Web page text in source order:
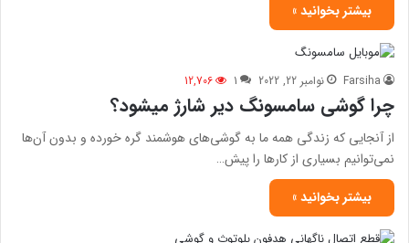
بیشتر بخوانید »
Farsiha نوامبر 22, 2022 1
12,706
چرا گوشی سامسونگ دیر شارژ میشود؟
از آنجایی که زندگی همه ما به گوشی‌های هوشمند گره خورده و بدون آن‌ها
نمی‌توانیم بسیاری از کارها را پیش…
بیشتر بخوانید »